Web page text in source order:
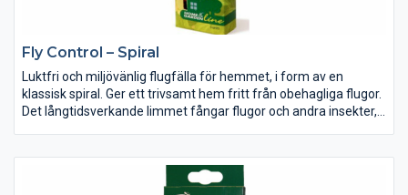
Fly Control – Spiral
Luktfri och miljövänlig flugfälla för hemmet, i form av en
klassisk spiral. Ger ett trivsamt hem fritt från obehagliga flugor.
Det långtidsverkande limmet fångar flugor och andra insekter,